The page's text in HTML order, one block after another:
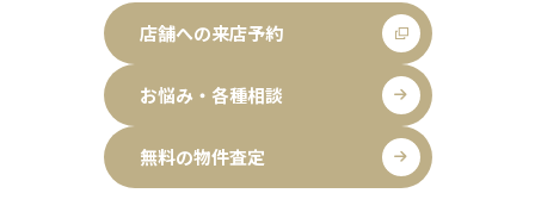
店舗への来店予約
お悩み・各種相談
無料の物件査定